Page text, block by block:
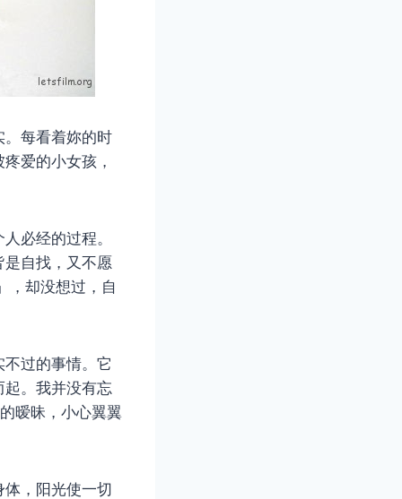
。每看着妳的时
爱的小女孩，
必经的过程。
是自找，又不愿
，却没想过，自
过的事情。它
。我并没有忘
暧昧，小心翼翼
，阳光使一切